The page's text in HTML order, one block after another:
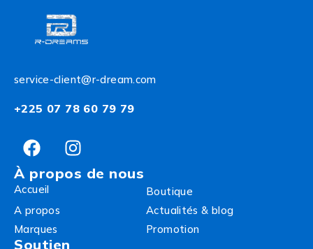
service-client@r-dream.com
+225 07 78 60 79 79
À propos de nous
Accueil
Boutique
A propos
Actualités & blog
Marques
Promotion
Soutien